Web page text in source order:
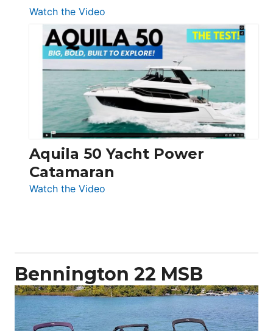
Watch the Video
Silent
Yachts
62
Electronic
Aquila 50 Yacht Power
Catamaran
Watch the Video
Bennington 22 MSB